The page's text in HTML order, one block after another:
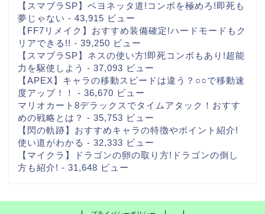
【スマブラSP】ベヨネッタ道!コンボを極めろ!即死も
夢じゃない - 43,915 ビュー
【FF7リメイク】おすすめ装備確定!ハードモードもク
リアできる!! - 39,250 ビュー
【スマブラSP】ネスの使い方!即死コンボもあり!超能
力を駆使しよう - 37,093 ビュー
【APEX】キャラの移動スピードは違う？○○で移動速
度アップ！！
- 36,670 ビュー
マリオカート8デラックスでタイムアタック！おすす
めの戦略とは？ - 35,753 ビュー
【閃の軌跡】おすすめキャラの特徴やポイント紹介!
使い道がわかる - 32,333 ビュー
【マイクラ】ドラゴンの卵の取り方!ドラゴンの倒し
方も紹介! - 31,648 ビュー